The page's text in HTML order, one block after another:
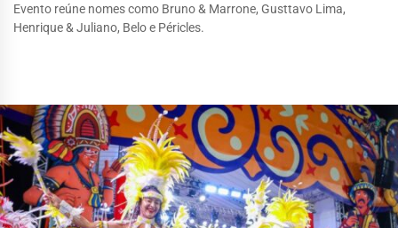
Evento reúne nomes como Bruno & Marrone, Gusttavo Lima,
Henrique & Juliano, Belo e Péricles.